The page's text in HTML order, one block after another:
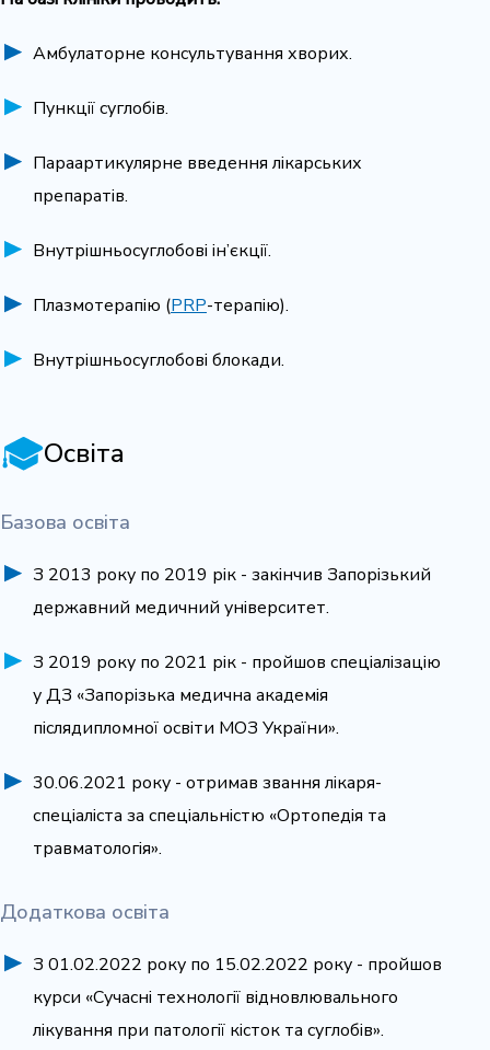
Амбулаторне консультування хворих.
Пункції суглобів.
Параартикулярне введення лікарських
препаратів.
Внутрішньосуглобові ін’єкції.
Плазмотерапію (PRP-терапію).
Внутрішньосуглобові блокади.
Освіта
Базова освіта
З 2013 року по 2019 рік - закінчив Запорізький
державний медичний університет.
З 2019 року по 2021 рік - пройшов спеціалізацію
у ДЗ «Запорізька медична академія
післядипломної освіти МОЗ України».
30.06.2021 року - отримав звання лікаря-
спеціаліста за спеціальністю «Ортопедія та
травматологія».
Додаткова освіта
З 01.02.2022 року по 15.02.2022 року - пройшов
курси «Сучасні технології відновлювального
лікування при патології кісток та суглобів».